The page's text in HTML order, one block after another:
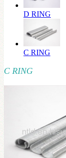
D RING
C RING
C RING